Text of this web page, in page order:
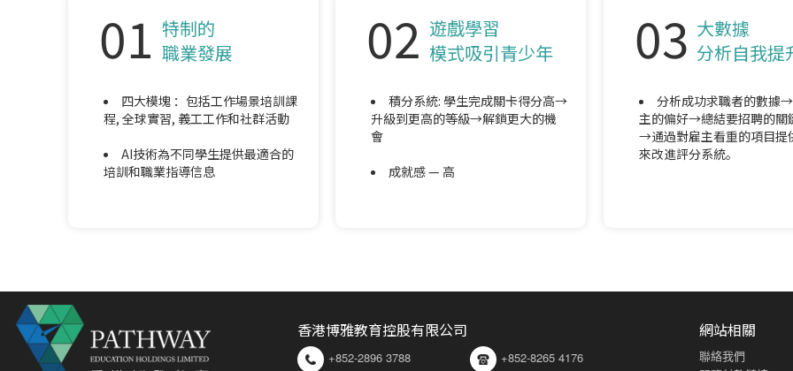
01 特制的
職業發展
四大模塊 ：包括工作場景培訓課
程, 全球實習, 義工工作和社群活動
AI技術為不同學生提供最適合的
培訓和職業指導信息
02 遊戲學習
模式吸引青少年
積分系統: 學生完成關卡得分高→
升級到更高的等級→解鎖更大的機
會
成就感 — 高
03 大數據
分析自我提
分析成功求職者的數據
主的偏好→總結要招聘的關
→通過對雇主看重的項目提
來改進評分系統。
香港博雅教育控股有限公司
+852-2896 3788 +852-8265 4176
網站相關
聯絡我們